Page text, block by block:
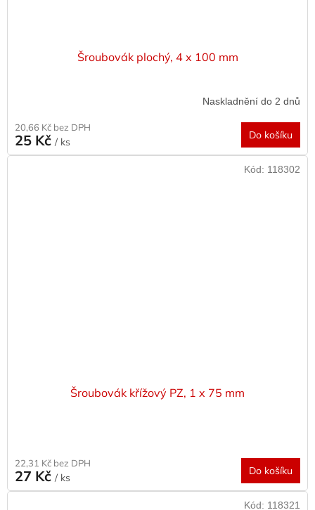
Šroubovák plochý, 4 x 100 mm
Naskladnění do 2 dnů
20,66 Kč bez DPH
25 Kč / ks
Do košíku
Šroubovák křížový PZ, 1 x 75 mm
22,31 Kč bez DPH
27 Kč / ks
Do košíku
Kód: 118302
Kód: 118321